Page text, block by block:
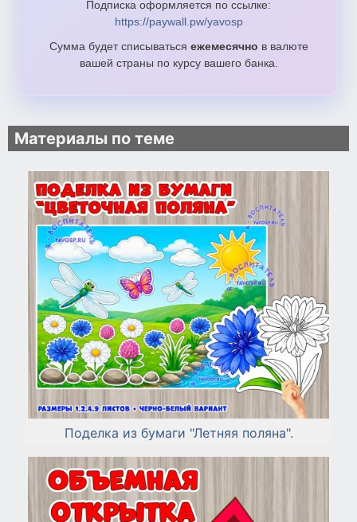
Подписка оформляется по ссылке:
https://paywall.pw/yavosp
Сумма будет списываться ежемесячно в валюте
вашей страны по курсу вашего банка.
Материалы по теме
Поделка из бумаги "Летняя поляна".